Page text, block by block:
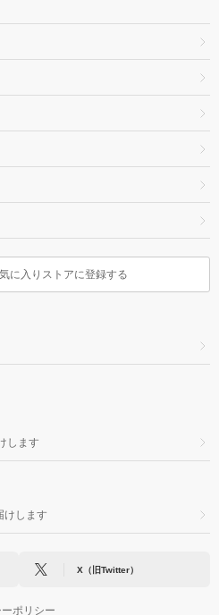
に入りストアに登録する
します
けします
X（旧Twitter）
ポリシー